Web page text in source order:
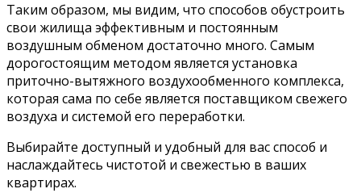
Таким образом, мы видим, что способов обустроить
свои жилища эффективным и постоянным
воздушным обменом достаточно много. Самым
дорогостоящим методом является установка
приточно-вытяжного воздухообменного комплекса,
которая сама по себе является поставщиком свежего
воздуха и системой его переработки.
Выбирайте доступный и удобный для вас способ и
наслаждайтесь чистотой и свежестью в ваших
квартирах.